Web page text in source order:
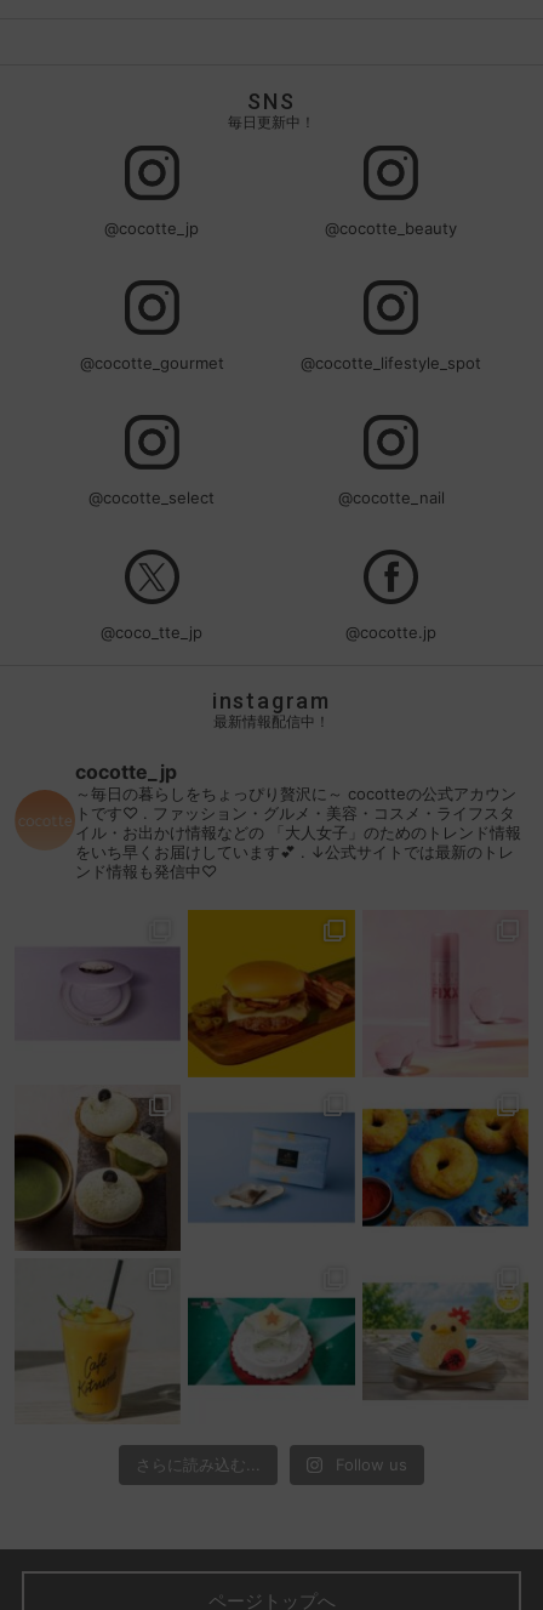
SNS
毎日更新中！
@cocotte_jp @cocotte_beauty
@cocotte_gourmet @cocotte_lifestyle_spot
@cocotte_select @cocotte_nail
@coco_tte_jp @cocotte.jp
instagram
最新情報配信中！
cocotte_jp
～毎日の暮らしをちょっぴり贅沢に～ cocotteの公式アカウン
トです♡
ファッション・グルメ・美容・コスメ・ライフスタ
イル・お出かけ情報などの 「大人女子」のためのトレンド情報
をいち早くお届けしています💕
↓公式サイトでは最新のトレ
ンド情報も発信中♡
さらに読み込む... Follow us
ページトップへ